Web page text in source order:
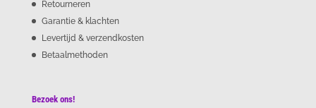
Retourneren
Garantie & klachten
Levertijd & verzendkosten
Betaalmethoden
Bezoek ons!